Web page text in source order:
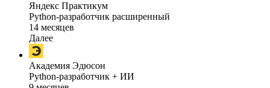
Яндекс Практикум
Python-разработчик расширенный
14 месяцев
Далее
Академия Эдюсон
Python-разработчик + ИИ